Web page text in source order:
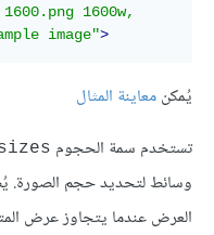
image">
يُمكنمعاينة المثال
تستخدم سمة الحجوم